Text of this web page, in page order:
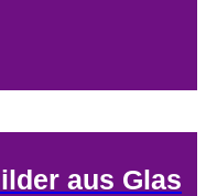
aus Glas